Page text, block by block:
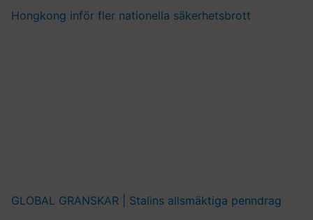
Hongkong inför fler nationella säkerhetsbrott
GLOBAL GRANSKAR | Stalins allsmäktiga penndrag